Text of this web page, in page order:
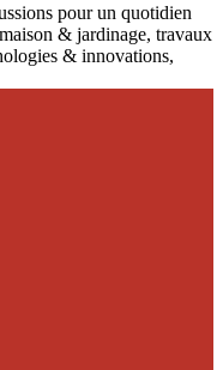
pour un quotidien
& jardinage, travaux
& innovations,